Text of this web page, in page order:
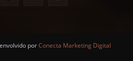
porConecta Marketing Digital